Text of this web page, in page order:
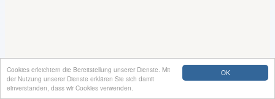
OK
Cookies erleichtern die Bereitstellung unserer Dienste. Mit
der Nutzung unserer Dienste erklären Sie sich damit
einverstanden, dass wir Cookies verwenden.